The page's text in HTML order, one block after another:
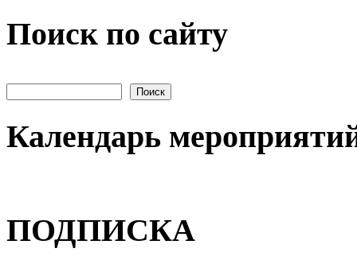
Поиск по сайту
Календарь
ПОДПИСКА